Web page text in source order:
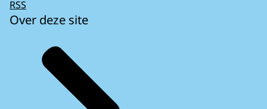
RSS
Over deze site